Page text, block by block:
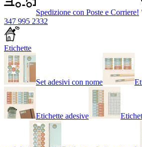
Spedizione con Poste e Corriere!
347 995 2332
Etichette
Set adesivi con nome
Etichette adesive